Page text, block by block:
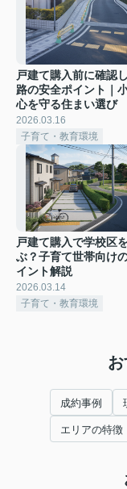
戸建て購入前に確認
路の安全ポイント｜
心を守る住まい選び
2026.03.16
子育て・教育環境
戸建て購入で学校区
ぶ？子育て世帯向け
イント解説
2026.03.14
子育て・教育環境
成約事例
エリアの特徴